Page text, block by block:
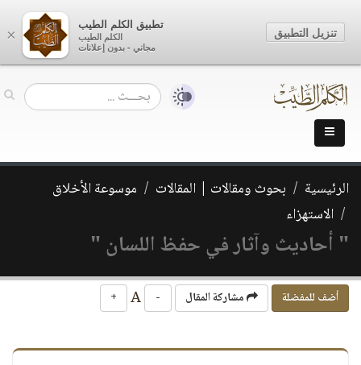
الرئيسية بحوث ومقالات | المقالات
موسوعة الأخلاق
الاستهزاء
" أحاديث وآثار في حفظ اللسان "
أضف للمفضلة مشاركة المقال -
+
×
تطبيق الكلم الطيب
الكلم الطيب
مجاني - بدون إعلانات
تنزيل التطبيق